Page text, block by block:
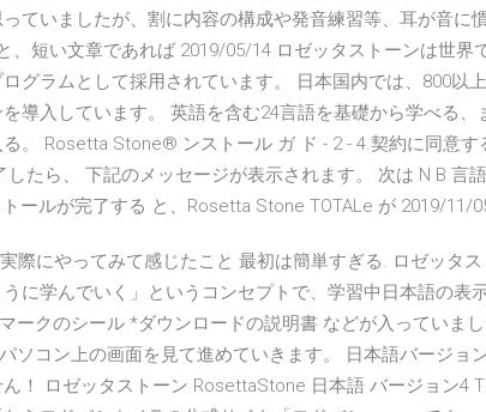
ていましたが、割に内容の構成や発音練習等、耳が音に
、短い文章であれば 2019/05/14 ロゼッタストーンは世界
グラムとして採用されています。 日本国内では、800以
導入しています。 英語を含む24言語を基礎から学べる、
。 Rosetta Stone® ンストール ガ ド - 2 - 4.契約に同意す
たら、 下記のメッセージが表示されます。 次は N B 言
ールが完了する と、Rosetta Stone TOTALe が 2019/11/
際にやってみて感じたこと 最初は簡単すぎる. ロゼッタ
に学んでいく」というコンセプトで、学習中日本語の表
ークのシール *ダウンロードの説明書 などが入っていま
ソコン上の画面を見て進めていきます。 日本語バージョン
！ ロゼッタストーン RosettaStone 日本語 バージョン4